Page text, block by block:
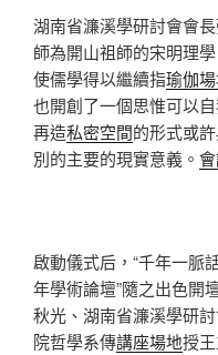
湖南省濂溪學研討會會
師為開山祖師的宋明理
使儒學得以繼續指瑜伽
也開創了一個思惟可以
再造私密空間的形式或
別的主要的現實意義。
啟動儀式后，“千年一
年學術論壇”隨之出色開
秋光、湖南省濂溪學研
院哲學系傳講座場地授